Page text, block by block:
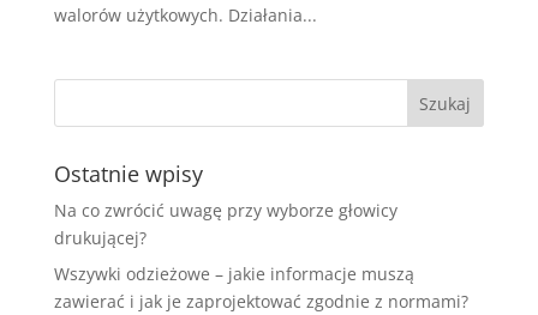
walorów użytkowych. Działania...
Ostatnie wpisy
Na co zwrócić uwagę przy wyborze głowicy
drukującej?
Wszywki odzieżowe – jakie informacje muszą
zawierać i jak je zaprojektować zgodnie z normami?